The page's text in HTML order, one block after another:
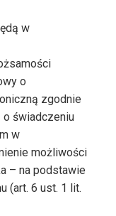
w
o
zgodnie
o świadczeniu
w
możliwości
– na podstawie
(art. 6 ust. 1 lit.